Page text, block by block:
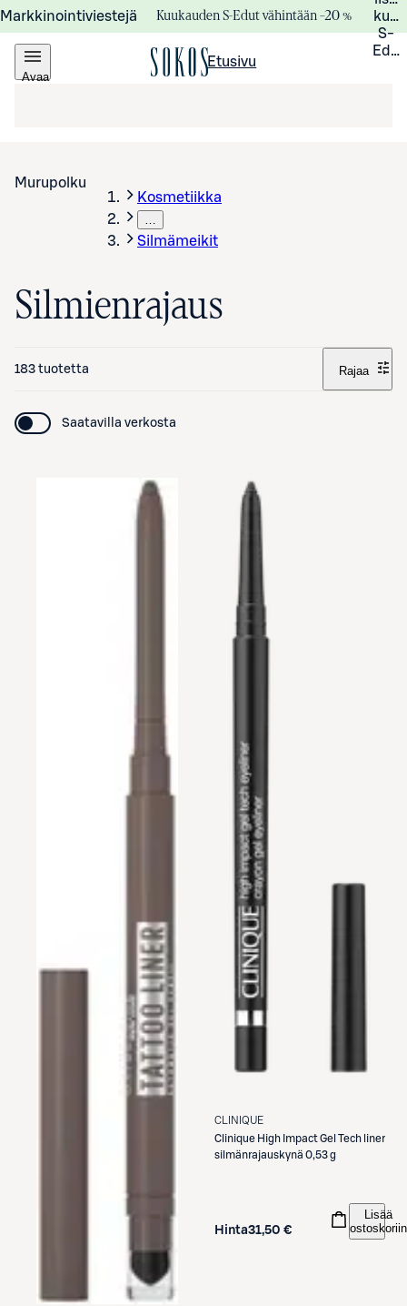
Markkinointiviestejä Kuukauden S-Edut vähintään –20 %
S-
Avaa
Etusivu
Murupolku
Kosmetiikka
…
Silmämeikit
Silmienrajaus
183 tuotetta Rajaa
Saatavilla verkosta
CLINIQUE
Clinique High Impact Gel Tech liner
silmänrajauskynä 0,53 g
Hinta31,50 €
Lisää
ostoskoriin